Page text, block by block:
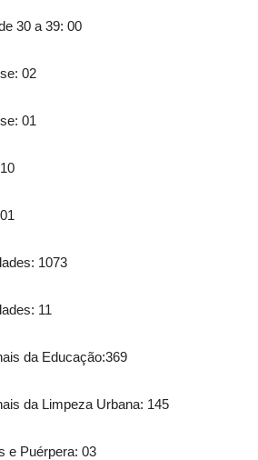
30 a 39: 00
02
01
1073
11
da Educação:369
da Limpeza Urbana: 145
e Puérpera: 03